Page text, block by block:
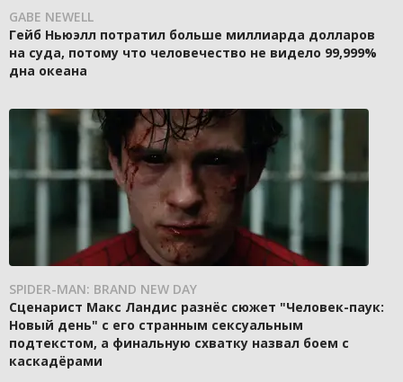
GABE NEWELL
Гейб Ньюэлл потратил больше миллиарда долларов
на суда, потому что человечество не видело 99,999%
дна океана
SPIDER-MAN: BRAND NEW DAY
Сценарист Макс Ландис разнёс сюжет "Человек-паук:
Новый день" с его странным сексуальным
подтекстом, а финальную схватку назвал боем с
каскадёрами